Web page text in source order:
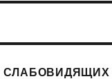
СЛАБОВИДЯЩИХ